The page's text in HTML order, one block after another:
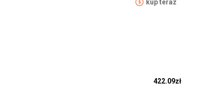
kup teraz
422.09zł